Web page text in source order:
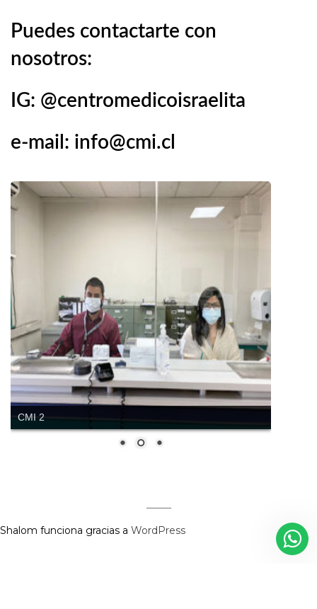
Puedes contactarte con
nosotros:
IG: @centromedicoisraelita
e-mail: info@cmi.cl
CMI 2
Shalom funciona gracias a WordPress
Regístrate aquí para recibir la